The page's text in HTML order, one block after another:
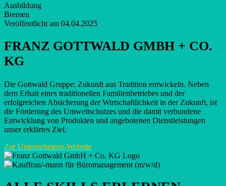
Ausbildung
Bremen
Veröffentlicht am 04.04.2025
FRANZ GOTTWALD GMBH + CO.
KG
Die Gottwald Gruppe: Zukunft aus Tradition entwickeln. Neben
dem Erhalt eines traditionellen Familienbetriebes und der
erfolgreichen Absicherung der Wirtschaftlichkeit in der Zukunft, ist
die Förderung des Umweltschutzes und die damit verbundene
Entwicklung von Produkten und angebotenen Dienstleistungen
unser erklärtes Ziel.
Zur Unternehmens-Website